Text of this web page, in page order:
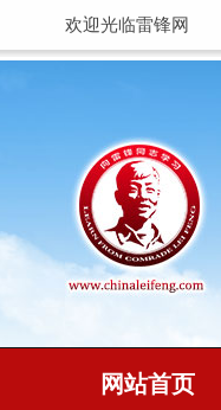
欢迎光临雷锋网
网站首页